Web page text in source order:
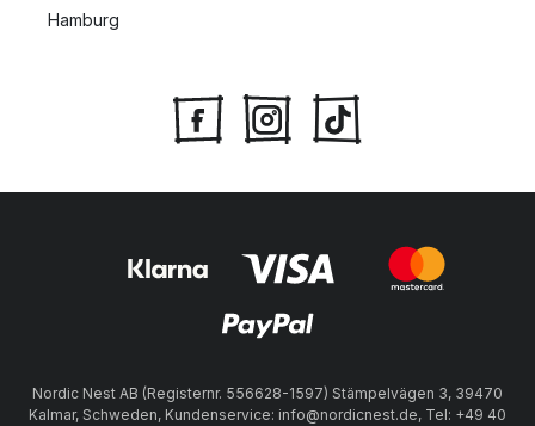
Hamburg
Nordic Nest AB (Registernr. 556628-1597) Stämpelvägen 3, 39470
Kalmar, Schweden, Kundenservice: info@nordicnest.de, Tel: +49 40